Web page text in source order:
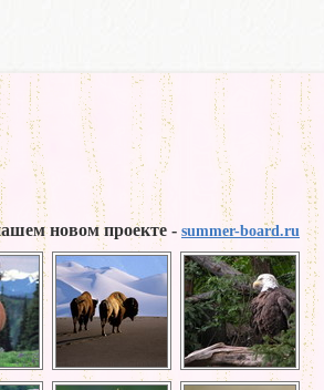
новом проекте - summer-board.ru